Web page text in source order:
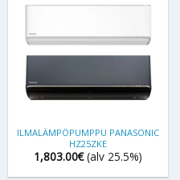
ILMALÄMPÖPUMPPU PANASONIC
HZ25ZKE
1,803.00€ (alv 25.5%)